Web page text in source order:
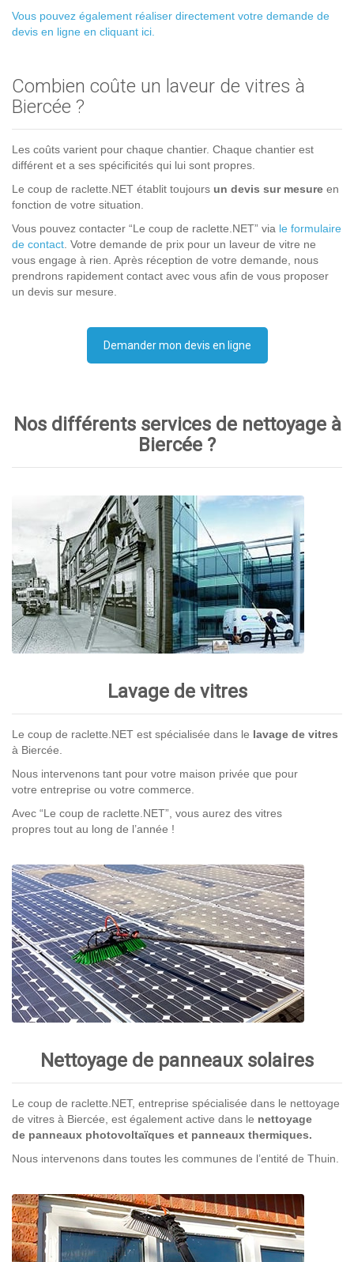
Vous pouvez également réaliser directement votre demande de
devis en ligne en cliquant ici.
Combien coûte un laveur de vitres à
Biercée ?
Les coûts varient pour chaque chantier. Chaque chantier est
différent et a ses spécificités qui lui sont propres.
Le coup de raclette.NET établit toujours un devis sur mesure en
fonction de votre situation.
Vous pouvez contacter “Le coup de raclette.NET” via le formulaire
de contact. Votre demande de prix pour un laveur de vitre ne
vous engage à rien. Après réception de votre demande, nous
prendrons rapidement contact avec vous afin de vous proposer
un devis sur mesure.
Demander mon devis en ligne
Nos différents services de nettoyage à
Biercée ?
Lavage de vitres
Le coup de raclette.NET est spécialisée dans le lavage de vitres
à Biercée.
Nous intervenons tant pour votre maison privée que pour
votre entreprise ou votre commerce.
Avec “Le coup de raclette.NET”, vous aurez des vitres
propres tout au long de l’année !
Nettoyage de panneaux solaires
Le coup de raclette.NET, entreprise spécialisée dans le nettoyage
de vitres à Biercée, est également active dans le nettoyage
de panneaux photovoltaïques et panneaux thermiques.
Nous intervenons dans toutes les communes de l’entité de Thuin.